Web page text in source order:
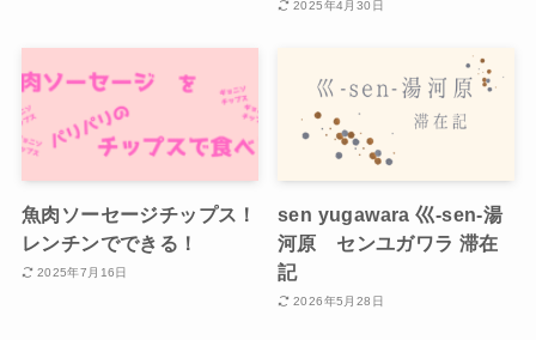
2025年4月30日
魚肉ソーセージチップス！
レンチンでできる！
2025年7月16日
sen yugawara 巛-sen-湯
河原 センユガワラ 滞在
記
2026年5月28日